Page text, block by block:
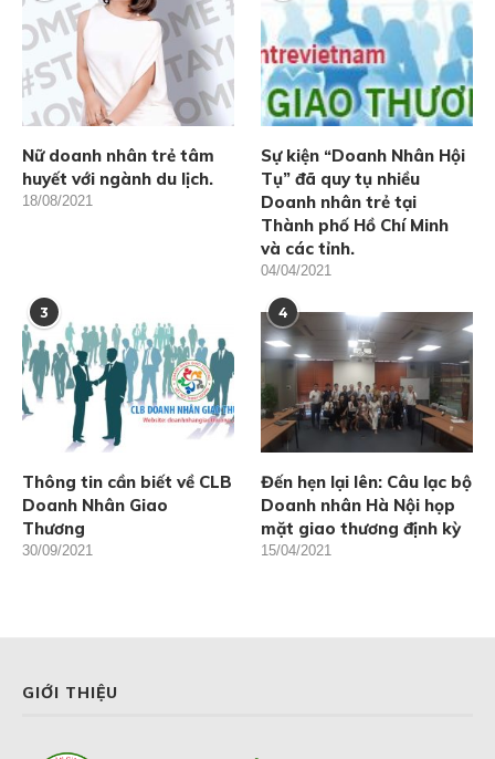
Nữ doanh nhân trẻ tâm
huyết với ngành du lịch.
18/08/2021
Sự kiện “Doanh Nhân Hội
Tụ” đã quy tụ nhiều
Doanh nhân trẻ tại
Thành phố Hồ Chí Minh
và các tỉnh.
04/04/2021
3
Thông tin cần biết về CLB
Doanh Nhân Giao
Thương
30/09/2021
4
Đến hẹn lại lên: Câu lạc bộ
Doanh nhân Hà Nội họp
mặt giao thương định kỳ
15/04/2021
GIỚI THIỆU